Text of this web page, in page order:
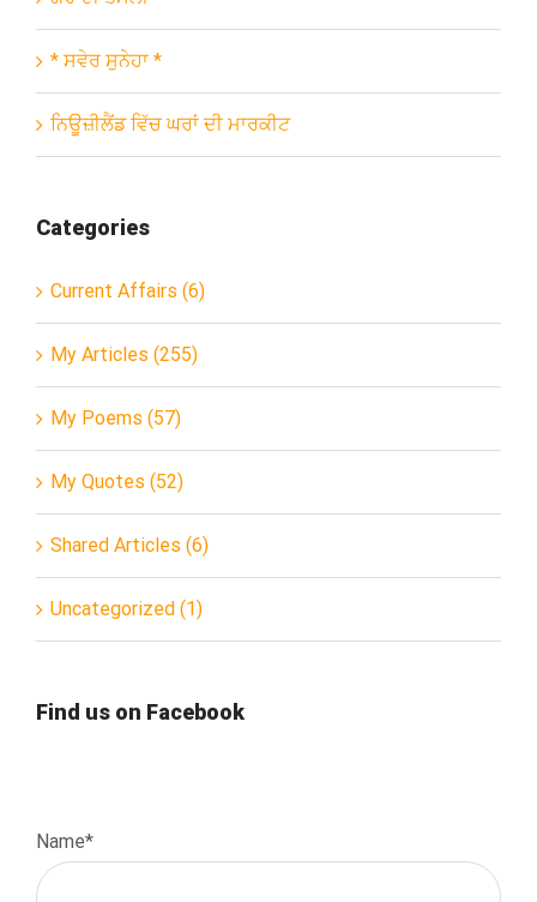
* ਸਵੇਰ ਸੁਨੇਹਾ *
ਨਿਊਜ਼ੀਲੈਂਡ ਵਿੱਚ ਘਰਾਂ ਦੀ ਮਾਰਕੀਟ
Categories
Current Affairs (6)
My Articles (255)
My Poems (57)
My Quotes (52)
Shared Articles (6)
Uncategorized (1)
Find us on Facebook
Name*